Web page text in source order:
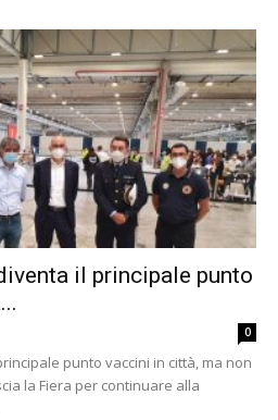
il principale punto
0
punto vaccini in città, ma non
la Fiera per continuare alla